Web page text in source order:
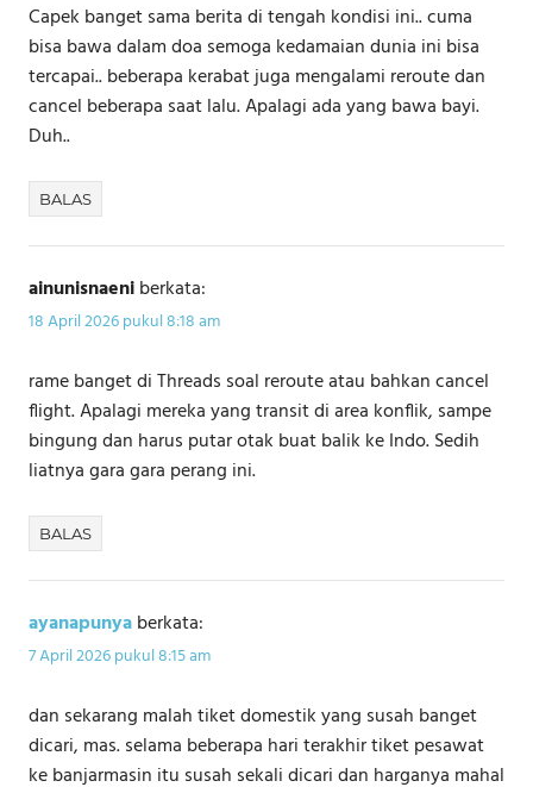
Capek banget sama berita di tengah kondisi ini.. cuma
bisa bawa dalam doa semoga kedamaian dunia ini bisa
tercapai.. beberapa kerabat juga mengalami reroute dan
cancel beberapa saat lalu. Apalagi ada yang bawa bayi.
Duh..
BALAS
ainunisnaeniberkata:
18 April 2026 pukul 8:18 am
rame banget di Threads soal reroute atau bahkan cancel
flight. Apalagi mereka yang transit di area konflik, sampe
bingung dan harus putar otak buat balik ke Indo. Sedih
liatnya gara gara perang ini.
BALAS
ayanapunyaberkata:
7 April 2026 pukul 8:15 am
dan sekarang malah tiket domestik yang susah banget
dicari, mas. selama beberapa hari terakhir tiket pesawat
ke banjarmasin itu susah sekali dicari dan harganya mahal